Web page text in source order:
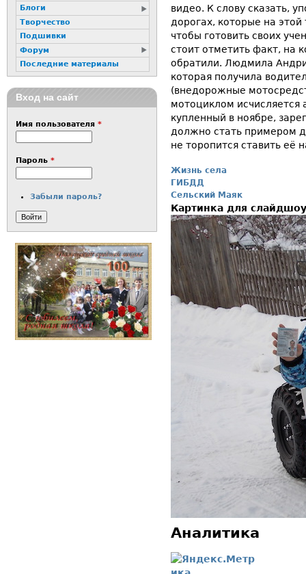
видео. К слову сказать,
дорогах, которые на
чтобы готовить своих
стоит отметить факт, на
обратили. Людмила
которая получила
(внедорожные
мотоциклом
купленный в ноябре,
должно стать примером
не торопится ставить её
Жизнь села
ГИБДД
Сельский Маяк
Картинка для
Аналитика
Блоги
Творчество
Подшивки
Форум
Последние материалы
Вход на сайт
Имя пользователя *
Пароль *
Забыли пароль?